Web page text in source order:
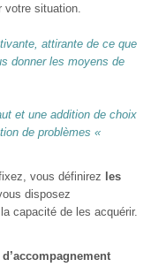
situation.
attirante de ce que
donner les moyens de
et une addition de choix
de problèmes «
vous définirez les
disposez
capacité de les acquérir.